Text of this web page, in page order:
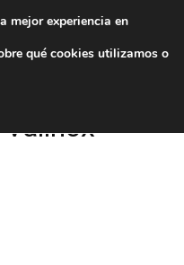
mejor experiencia en
qué cookies utilizamos o